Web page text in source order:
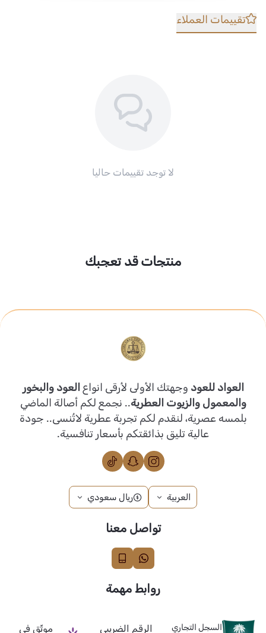
تقييمات العملاء
لا توجد تقييمات حاليا
منتجات قد تعجبك
العواد للعود وجهتك الأولى لأرقى انواع العود والبخور
والمعمول والزيوت العطرية.. نجمع لكم أصالة الماضي
بلمسه عصرية، لنقدم لكم تجربة عطرية لاتُنسى.. جودة
عالية تليق بذائقتكم بأسعار تنافسية.
العربية ريال سعودي
تواصل معنا
روابط مهمة
السجل التجاري الرقم الضريبي موثّق في